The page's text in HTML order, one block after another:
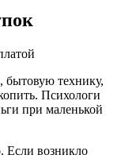
бытовую технику,
Психологи
при маленькой
Если возникло